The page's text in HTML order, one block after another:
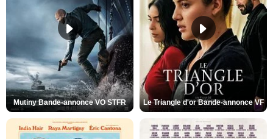
Mutiny Bande-annonce VO STFR Le Triangle d'or Bande-annonce VF